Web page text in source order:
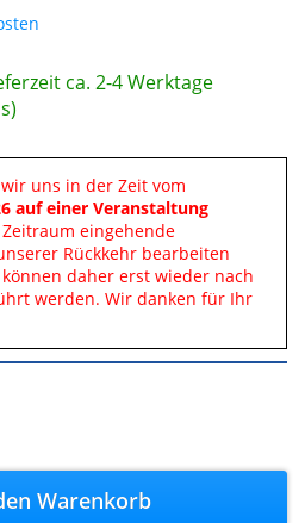
ca. 2-4 Werktage
uns in der Zeit vom
auf einer Veranstaltung
eingehende
Rückkehr bearbeiten
daher erst wieder nach
werden. Wir danken für Ihr
Warenkorb